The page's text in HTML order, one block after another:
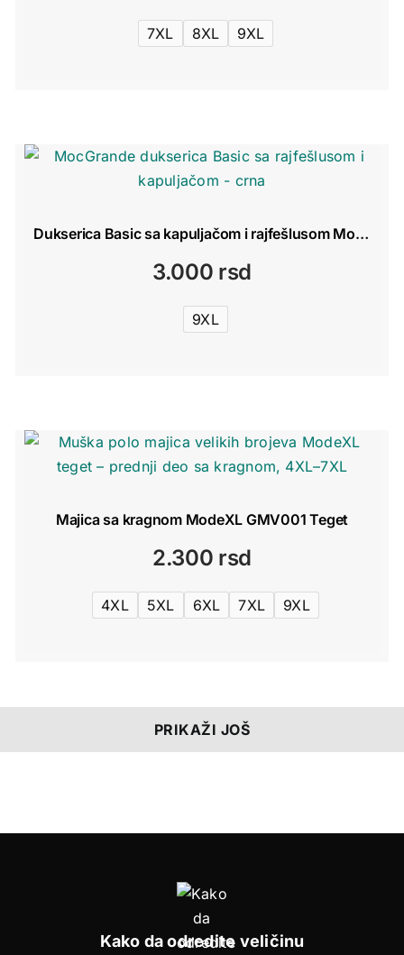
7XL 8XL 9XL
Dukserica Basic sa kapuljačom i rajfešlusom MocGrande GMV013 Crna
3.000 rsd
9XL
Majica sa kragnom ModeXL GMV001 Teget
2.300 rsd
4XL 5XL 6XL 7XL 9XL
Kako da odredite veličinu